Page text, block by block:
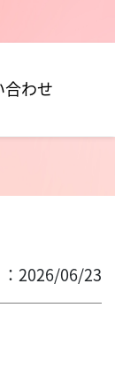
合わせ
2026/06/23